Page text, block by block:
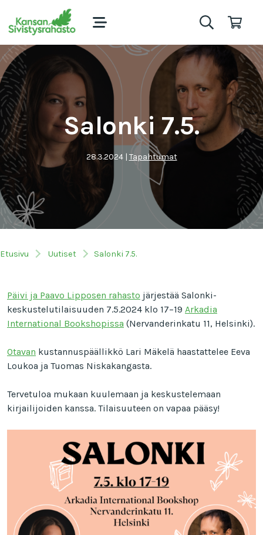
Salonki 7.5.
28.3.2024 | Tapahtumat
Etusivu Uutiset Salonki 7.5.
Päivi ja Paavo Lipposen rahasto järjestää Salonki-
keskustelutilaisuuden 7.5.2024 klo 17–19 Arkadia
International Bookshopissa (Nervanderinkatu 11, Helsinki).
Otavan kustannuspäällikkö Lari Mäkelä haastattelee Eeva
Loukoa ja Tuomas Niskakangasta.
Tervetuloa mukaan kuulemaan ja keskustelemaan
kirjailijoiden kanssa. Tilaisuuteen on vapaa pääsy!